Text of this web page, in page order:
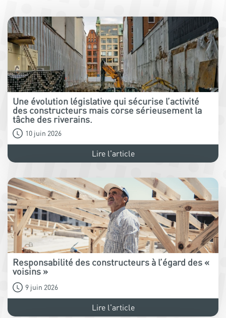
Une évolution législative qui sécurise l’activité
des constructeurs mais corse sérieusement la
tâche des riverains.
10 juin 2026
Lire l'article
Responsabilité des constructeurs à l’égard des «
voisins »
9 juin 2026
Lire l'article